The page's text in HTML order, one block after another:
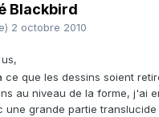
Blackbird
2 octobre 2010
us,
ce que les dessins soient
au niveau de la forme, j'ai
une grande partie translucide